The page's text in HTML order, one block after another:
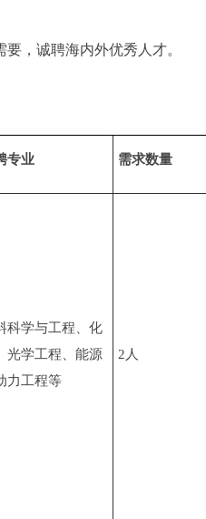
，诚聘海内外优秀人才。
专业 需求数量
科学与工程、化
光学工程、能源
力工程等
2人